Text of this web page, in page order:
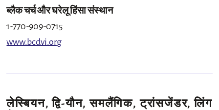
ब्लैक चर्च और घरेलू हिंसा संस्थान
1-770-909-0715
www.bcdvi.org
लेस्बियन, द्वि-यौन, समलैंगिक, ट्रांसजेंडर, लिंग